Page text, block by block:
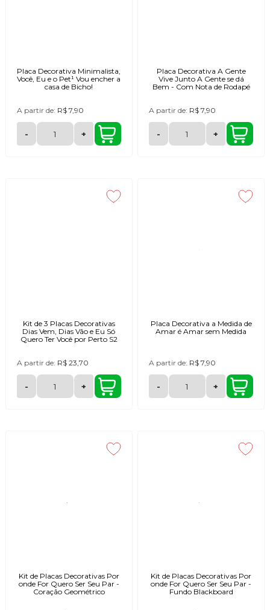
Placa Decorativa Minimalista,
Você, Eu e o Pet¹ Vou encher a
casa de Bicho!
A partir de: R$ 7,90
- +
Placa Decorativa A Gente
Vive Junto A Gente se dá
Bem - Com Nota de Rodapé
A partir de: R$ 7,90
- +
Kit de 3 Placas Decorativas
Dias Vem, Dias Vão e Eu Só
Quero Ter Você por Perto S2
A partir de: R$ 23,70
- +
Placa Decorativa a Medida de
Amar é Amar sem Medida
A partir de: R$ 7,90
- +
Kit de Placas Decorativas Por
onde For Quero Ser Seu Par -
Coração Geométrico
Kit de Placas Decorativas Por
onde For Quero Ser Seu Par -
Fundo Blackboard